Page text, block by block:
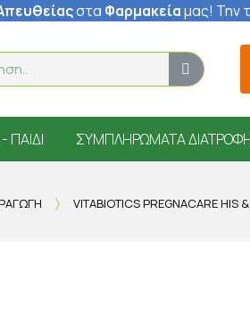
στα Φαρμακείαμας! Την
ΣΥΜΠΛΗΡΏΜΑΤΑ
VITABIOTICS PREGNACARE HIS